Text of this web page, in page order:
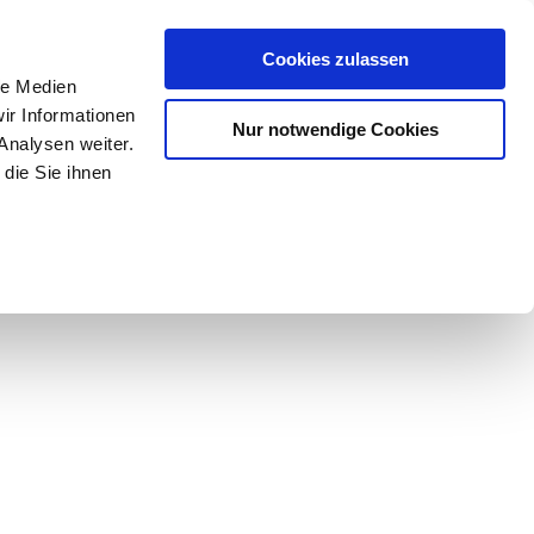
Medien
Informationen
weiter.
Sie ihnen
Cookies zulassen
Nur notwendige Cookies
0,00 €